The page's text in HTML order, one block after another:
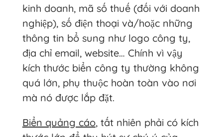
kinh doanh, mã số thuế (đối với doanh
nghiệp), số điện thoại và/hoặc những
thông tin bổ sung như logo công ty,
địa chỉ email, website… Chính vì vậy
kích thước biển công ty thường không
quá lớn, phụ thuộc hoàn toàn vào nơi
mà nó được lắp đặt.
Biển quảng cáo, tất nhiên phải có kích